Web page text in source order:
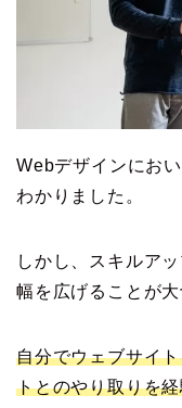
Webデザインにお
わかりました。
しかし、スキルア
幅を広げることが大
自分でウェブサイ
トとのやり取りを